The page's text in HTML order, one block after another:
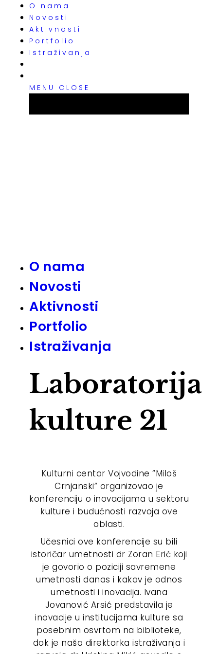
O nama
Novosti
Aktivnosti
Portfolio
Istraživanja
MENU CLOSE
O nama
Novosti
Aktivnosti
Portfolio
Istraživanja
Laboratorija
kulture 21
Kulturni centar Vojvodine “Miloš
Crnjanski” organizovao je
konferenciju o inovacijama u sektoru
kulture i budućnosti razvoja ove
oblasti.
Učesnici ove konferencije su bili
istoričar umetnosti dr Zoran Erić koji
je govorio o poziciji savremene
umetnosti danas i kakav je odnos
umetnosti i inovacija. Ivana
Jovanović Arsić predstavila je
inovacije u institucijama kulture sa
posebnim osvrtom na biblioteke,
dok je naša direktorka istraživanja i